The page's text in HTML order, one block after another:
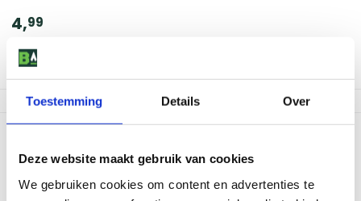
Toestemming Details Over
Deze website maakt gebruik van cookies
We gebruiken cookies om content en advertenties te
4,99
Voor 18:00 besteld, morgen in huis
Af te halen in 9 winkels
De Grandhall Bamboe BBQ Borstel is een essentieel hulpmiddel
voor iedereen die van barbecueën houdt. Deze borstel, gemaakt
van duurzaam bamboe, is ontworpen om je BBQ-rooster grondig